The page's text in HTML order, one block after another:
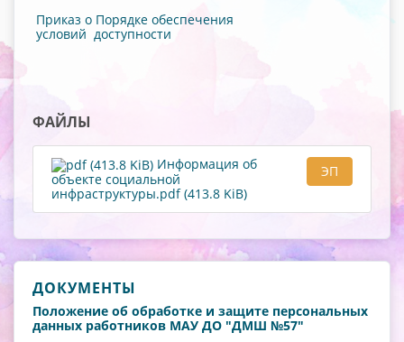
Приказ о Порядке обеспечения
условий доступности
ФАЙЛЫ
Информация об
объекте социальной
инфраструктуры.pdf (413.8 KiB)
ЭП
ДОКУМЕНТЫ
Положение об обработке и защите персональных
данных работников МАУ ДО "ДМШ №57"